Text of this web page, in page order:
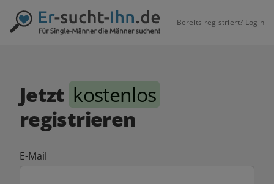
Bereits registriert? Login
Jetzt kostenlos
registrieren
E-Mail